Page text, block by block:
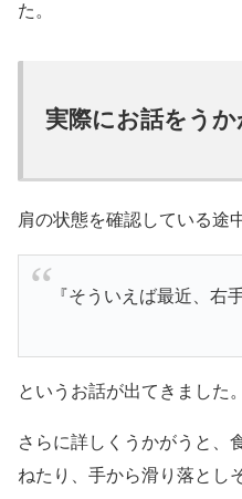
た。
実際にお話をうか
肩の状態を確認している途
『そういえば最近、右
というお話が出てきました。
さらに詳しくうかがうと、
ねたり、手から滑り落とし